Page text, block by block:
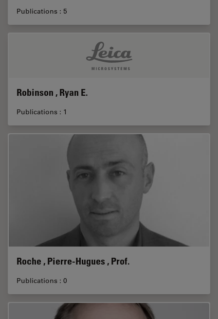
Publications : 5
Robinson , Ryan E.
Publications : 1
Roche , Pierre-Hugues , Prof.
Publications : 0